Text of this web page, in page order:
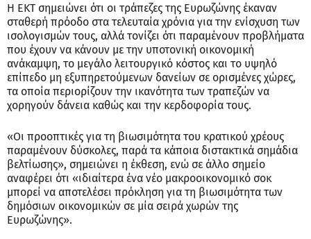
Η ΕΚΤ σημειώνει ότι οι τράπεζες της Ευρωζώνης έκαναν
σταθερή πρόοδο στα τελευταία χρόνια για την ενίσχυση των
ισολογισμών τους, αλλά τονίζει ότι παραμένουν προβλήματα
που έχουν να κάνουν με την υποτονική οικονομική
ανάκαμψη, το μεγάλο λειτουργικό κόστος και το υψηλό
επίπεδο μη εξυπηρετούμενων δανείων σε ορισμένες χώρες,
τα οποία περιορίζουν την ικανότητα των τραπεζών να
χορηγούν δάνεια καθώς και την κερδοφορία τους.
«Οι προοπτικές για τη βιωσιμότητα του κρατικού χρέους
παραμένουν δύσκολες, παρά τα κάποια διστακτικά σημάδια
βελτίωσης», σημειώνει η έκθεση, ενώ σε άλλο σημείο
αναφέρει ότι «ιδιαίτερα ένα νέο μακροοικονομικό σοκ
μπορεί να αποτελέσει πρόκληση για τη βιωσιμότητα των
δημόσιων οικονομικών σε μία σειρά χωρών της
Ευρωζώνης».